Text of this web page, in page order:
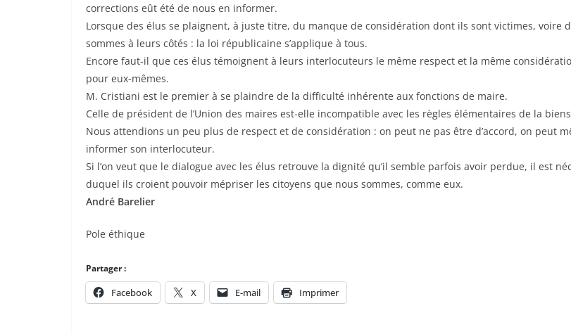
corrections eût été de nous en informer.
Lorsque des élus se plaignent, à juste titre, du manque de considération dont ils sont victimes, voire
sommes à leurs côtés : la loi républicaine s’applique à tous.
Encore faut-il que ces élus témoignent à leurs interlocuteurs le même respect et la même
pour eux-mêmes.
M. Cristiani est le premier à se plaindre de la difficulté inhérente aux fonctions de maire.
Celle de président de l’Union des maires est-elle incompatible avec les règles élémentaires de la
Nous attendions un peu plus de respect et de considération : on peut ne pas être d’accord, on peut
informer son interlocuteur.
Si l’on veut que le dialogue avec les élus retrouve la dignité qu’il semble parfois avoir perdue, il est
duquel ils croient pouvoir mépriser les citoyens que nous sommes, comme eux.
André Barelier
Pole éthique
Partager :
Facebook X E-mail Imprimer